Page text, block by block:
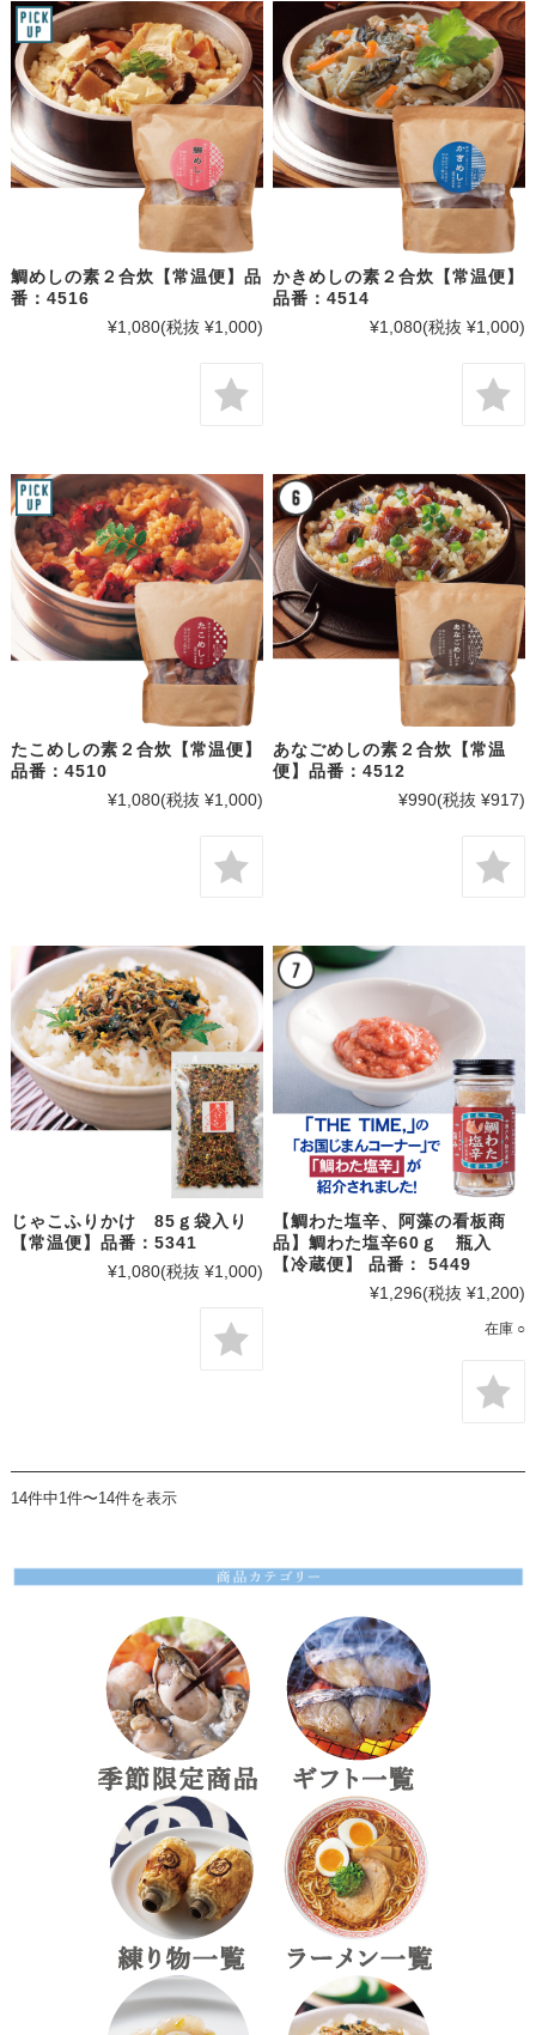
鯛めしの素２合炊【常温便】品
番：4516
¥1,080(税抜 ¥1,000)
かきめしの素２合炊【常温便】
品番：4514
¥1,080(税抜 ¥1,000)
たこめしの素２合炊【常温便】
品番：4510
¥1,080(税抜 ¥1,000)
あなごめしの素２合炊【常温
便】品番：4512
¥990(税抜 ¥917)
じゃこふりかけ 85ｇ袋入り
【常温便】品番：5341
¥1,080(税抜 ¥1,000)
【鯛わた塩辛、阿藻の看板商
品】鯛わた塩辛60ｇ 瓶入
【冷蔵便】 品番： 5449
¥1,296(税抜 ¥1,200)
在庫 ○
14件中1件〜14件を表示